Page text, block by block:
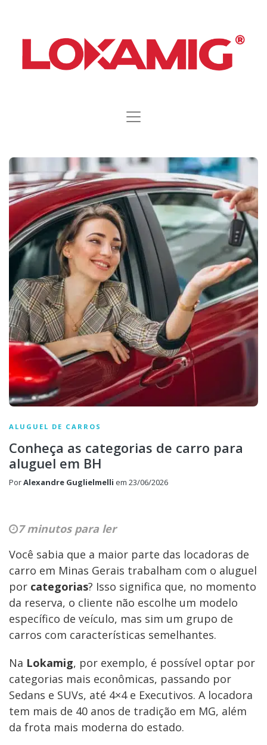
ALUGUEL DE CARROS
Conheça as categorias de carro para
aluguel em BH
PorAlexandre Guglielmelli em 23/06/2026
7 minutos para ler
Você sabia que a maior parte das locadoras de
carro em Minas Gerais trabalham com o aluguel
por categorias? Isso significa que, no momento
da reserva, o cliente não escolhe um modelo
específico de veículo, mas sim um grupo de
carros com características semelhantes.
Na Lokamig, por exemplo, é possível optar por
categorias mais econômicas, passando por
Sedans e SUVs, até 4×4 e Executivos. A locadora
tem mais de 40 anos de tradição em MG, além
da frota mais moderna do estado.